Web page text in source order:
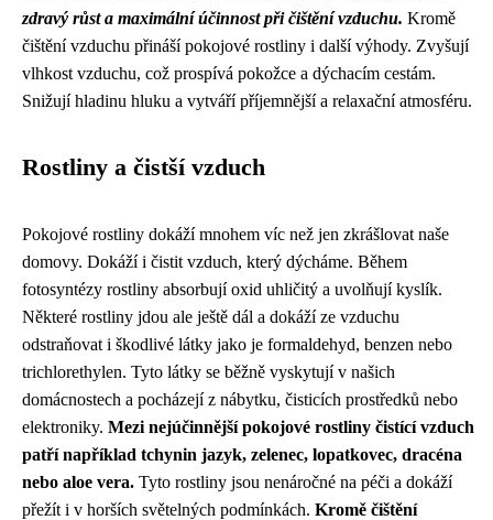
zdravý růst a maximální účinnost při čištění vzduchu. Kromě
čištění vzduchu přináší pokojové rostliny i další výhody. Zvyšují
vlhkost vzduchu, což prospívá pokožce a dýchacím cestám.
Snižují hladinu hluku a vytváří příjemnější a relaxační atmosféru.
Rostliny a čistší vzduch
Pokojové rostliny dokáží mnohem víc než jen zkrášlovat naše
domovy. Dokáží i čistit vzduch, který dýcháme. Během
fotosyntézy rostliny absorbují oxid uhličitý a uvolňují kyslík.
Některé rostliny jdou ale ještě dál a dokáží ze vzduchu
odstraňovat i škodlivé látky jako je formaldehyd, benzen nebo
trichlorethylen. Tyto látky se běžně vyskytují v našich
domácnostech a pocházejí z nábytku, čisticích prostředků nebo
elektroniky. Mezi nejúčinnější pokojové rostliny čistící vzduch
patří například tchynin jazyk, zelenec, lopatkovec, dracéna
nebo aloe vera. Tyto rostliny jsou nenáročné na péči a dokáží
přežít i v horších světelných podmínkách. Kromě čištění